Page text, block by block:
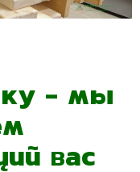
- мы
вас